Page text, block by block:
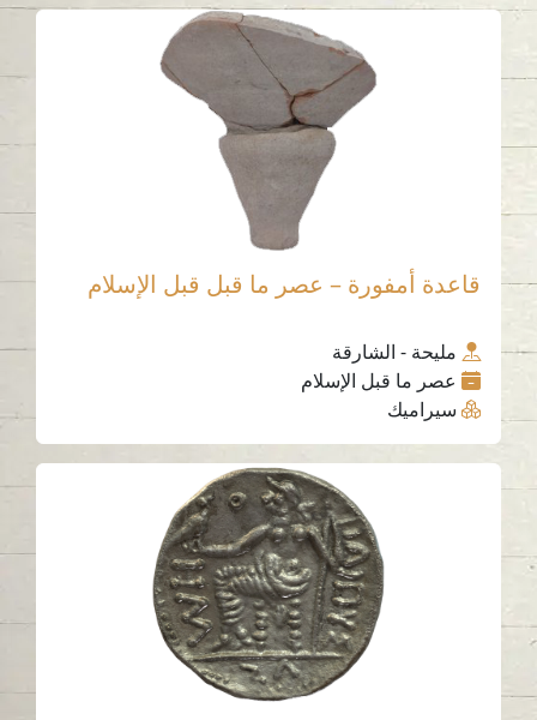
قاعدة أمفورة – عصر ما قبل قبل الإسلام
مليحة - الشارقة
عصر ما قبل الإسلام
سيراميك